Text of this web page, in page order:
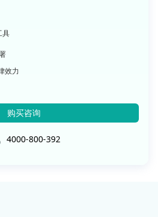
具
效力
购买咨询
4000-800-392